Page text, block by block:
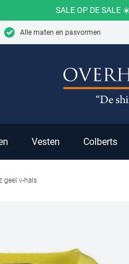
SALE OP DE SALE
Alle maten en pasvormen
Vesten Colberts
geel v-hals